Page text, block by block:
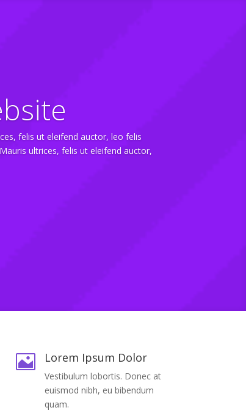
felis ut eleifend auctor, leo felis
ultrices, felis ut eleifend auctor,
 Lorem Ipsum Dolor
Vestibulum lobortis. Donec at
euismod nibh, eu bibendum
quam.